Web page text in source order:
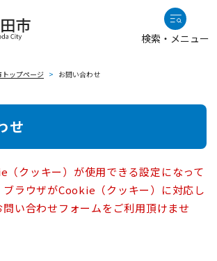
検索・メニュー
トップページ > お問い合わせ
せ
（クッキー）が使用できる設定になって
ブラウザがCookie（クッキー）に対応し
い合わせフォームをご利用頂けませ